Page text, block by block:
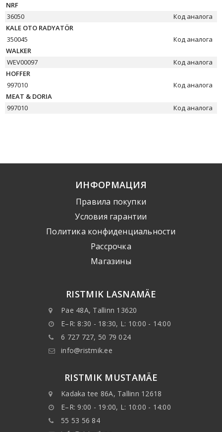
NRF
36050
Код аналога
KALE OTO RADYATÖR
350045
Код аналога
WALKER
WEV00097
Код аналога
HOFFER
997010
Код аналога
MEAT & DORIA
997010
Код аналога
ИНФОРМАЦИЯ
Правила покупки
Условия гарантии
Политика конфиденциальности
Рассрочка
Mагазины
RISTMIK LASNAMÄE
Pae 48A, Tallinn 13620
E–R: 8:30 - 18:30, L: 10:00 - 14:00
6 727 727, 50 79 024
info@ristmik.ee
RISTMIK MUSTAMÄE
Kadaka tee 86A, Tallinn 12618
E–R: 9:00 - 19:00, L: 10:00 - 14:00
55 53 56 84